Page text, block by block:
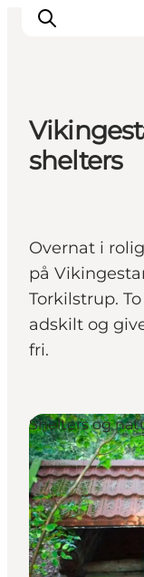
Byer &
Oplevelser
shelters
Overnat i
på
Torkilstrup.
adskilt og
fri.
Shelters og